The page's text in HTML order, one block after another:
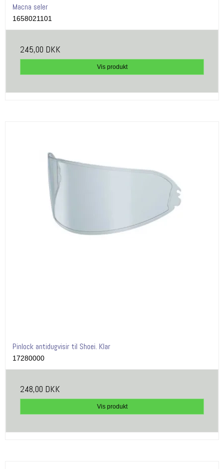
Macna seler
1658021101
245,00 DKK
Vis produkt
Pinlock antidugvisir til Shoei. Klar
17280000
248,00 DKK
Vis produkt